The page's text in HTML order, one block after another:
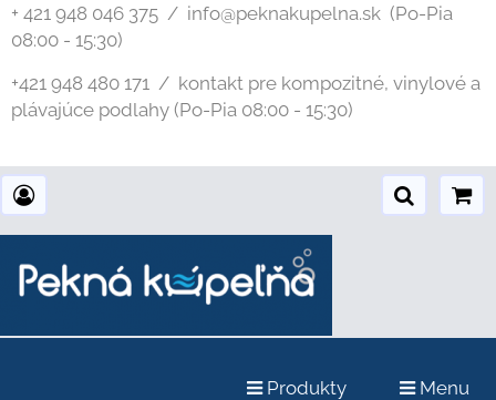
+ 421 948 046 375 / info@peknakupelna.sk (Po-Pia
08:00 - 15:30)
+421 948 480 171 / kontakt pre kompozitné, vinylové a
plávajúce podlahy (Po-Pia 08:00 - 15:30)
Produkty Menu